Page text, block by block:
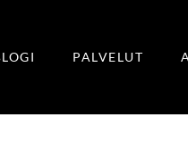
PALVELUT